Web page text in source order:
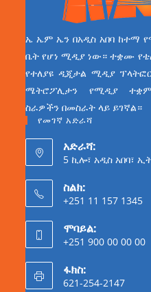
ኤ ኤም ኤን በአዲስ አበባ ከተማ
ቤት የሆነ ሚዲያ ነው። ተቋሙ
የተለያዩ ዲጂታል ሚዲያ
ሜትሮፖሊታን የሚዲያ
ስራዎችን በመስራት ላይ ይገኛል።
የመገኛ አድራሻ
አድራሻ:
5 ኪሎ፣ አዲስ አበባ፣
ስልክ:
+251 11 157 1345
ሞባይል:
+251 900 00 00 00
ፋክስ:
621-254-2147